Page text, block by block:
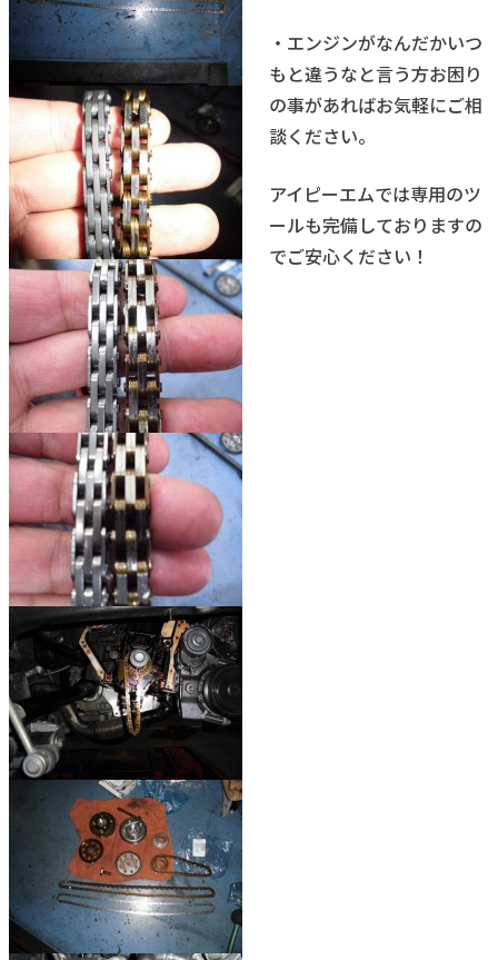
・エンジンがなんだかいつ
もと違うなと言う方お困り
の事があればお気軽にご相
談ください。
アイピーエムでは専用のツ
ールも完備しておりますの
でご安心ください！